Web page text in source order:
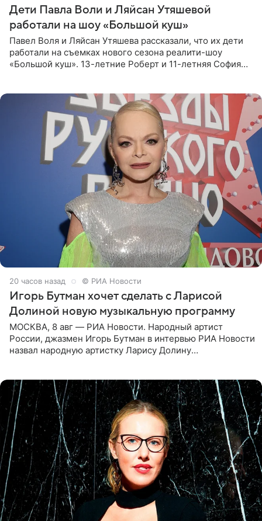
Дети Павла Воли и Ляйсан Утяшевой
работали на шоу «Большой куш»
Павел Воля и Ляйсан Утяшева рассказали, что их дети
работали на съемках нового сезона реалити-шоу
«Большой куш». 13-летние Роберт и 11-летняя София
20 часов назад © РИА Новости
Игорь Бутман хочет сделать с Ларисой
Долиной новую музыкальную программу
МОСКВА, 8 авг — РИА Новости. Народный артист
России, джазмен Игорь Бутман в интервью РИА Новости
назвал народную артистку Ларису Долину